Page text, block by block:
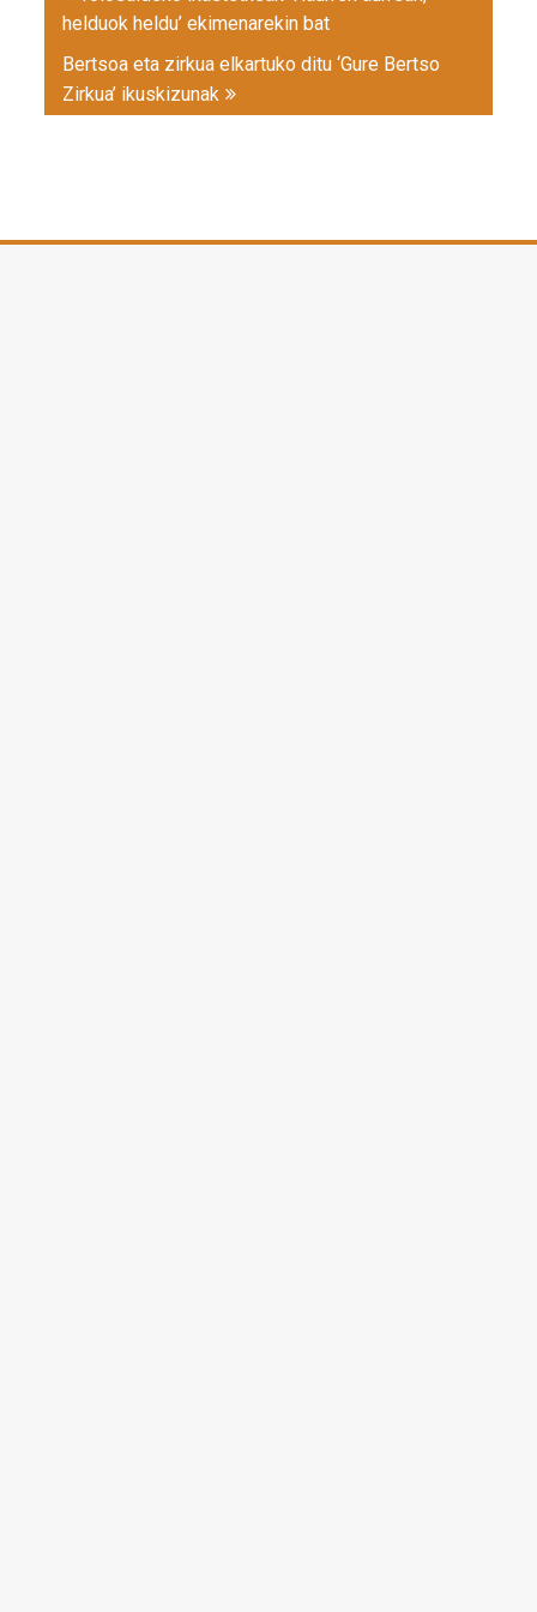
helduok heldu’ ekimenarekin bat
Bertsoa eta zirkua elkartuko ditu ‘Gure Bertso
Zirkua’ ikuskizunak